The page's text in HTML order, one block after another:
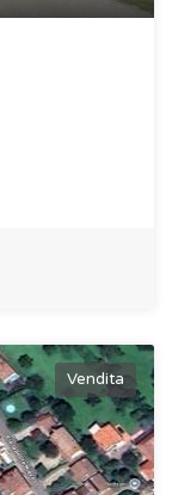
Vendita